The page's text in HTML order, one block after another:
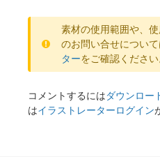
素材の使用範囲や、
のお問い合せについ
ターをご確認ください
コメントするにはダウンロー
はイラストレーターログイン